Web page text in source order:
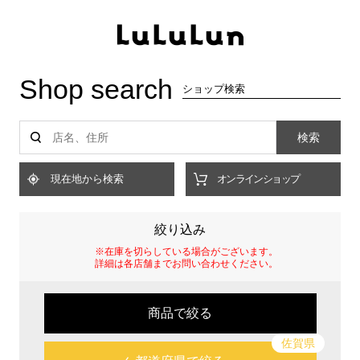
Shop search ショップ検索
検索
現在地から検索 オンラインショップ
絞り込み
※在庫を切らしている場合がございます。
詳細は各店舗までお問い合わせください。
商品で絞る
佐賀県